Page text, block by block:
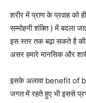
शरीर में प्राण के प्रवाह को
सम्मोहनी शंक्ति ) में बदला
इस स्तर तक बढ़ा सकते है की
असर हमारे मानसिक और
इसके अलावा benefit of
जगत में रहते हुए भी इससे